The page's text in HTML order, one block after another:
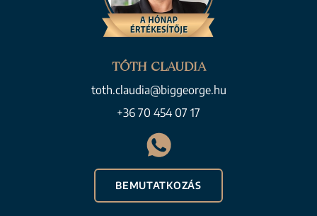
TÓTH CLAUDIA
toth.claudia@biggeorge.hu
+36 70 454 07 17
BEMUTATKOZÁS